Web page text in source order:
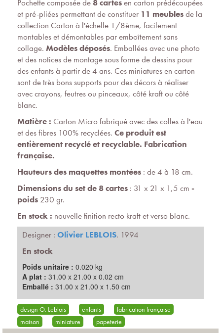
Pochette composée de 8 cartesen carton prédécoupées
et pré-pliées permettant de constituer 11 meublesde la
collection Carton à l'échelle 1/8ème, facilement
montables et démontables par emboîtement sans
collage. Modèles déposés. Emballées avec une photo
et des notices de montage sous forme de dessins pour
des enfants à partir de 4 ans. Ces miniatures en carton
sont de très bons supports pour des décors à réaliser
avec crayons, feutres ou pinceaux, côté kraft ou côté
blanc.
Matière : Carton Micro fabriqué avec des colles à l'eau
et des fibres 100% recyclées. Ce produit est
entièrement recyclé et recyclable. Fabrication
française.
Hauteurs des maquettes montées : de 4 à 18 cm.
Dimensions du set de 8 cartes : 31 x 21 x 1,5 cm -
poids 230 gr.
En stock : nouvelle finition recto kraft et verso blanc.
Designer : Olivier LEBLOIS. 1994
En stock
Poids unitaire : 0.020 kg
A plat : 31.00 x 21.00 x 0.02 cm
Emballé : 31.00 x 21.00 x 1.50 cm
design O. Leblois enfants
fabrication française
maison
miniature papeterie